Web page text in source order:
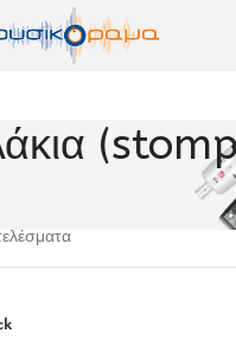
ΕΝΙΣΧΥΤΕΣ